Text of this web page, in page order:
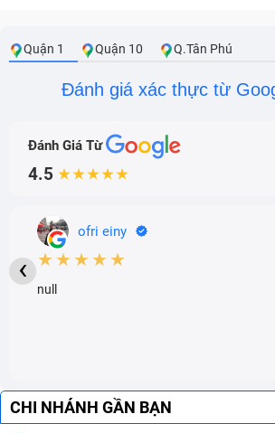
Quận 1 Quận 10 Q.Tân Phú
Đánh giá xác thực từ
Đánh Giá Từ
4.5 ★★★★★
ofri einy
★★★★★
null
‹
CHI NHÁNH GẦN BẠN